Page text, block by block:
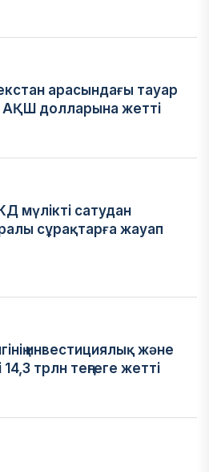
арасындағы тауар
долларына жетті
мүлікті сатудан
сұрақтарға жауап
инвестициялық және
трлн теңгеге жетті